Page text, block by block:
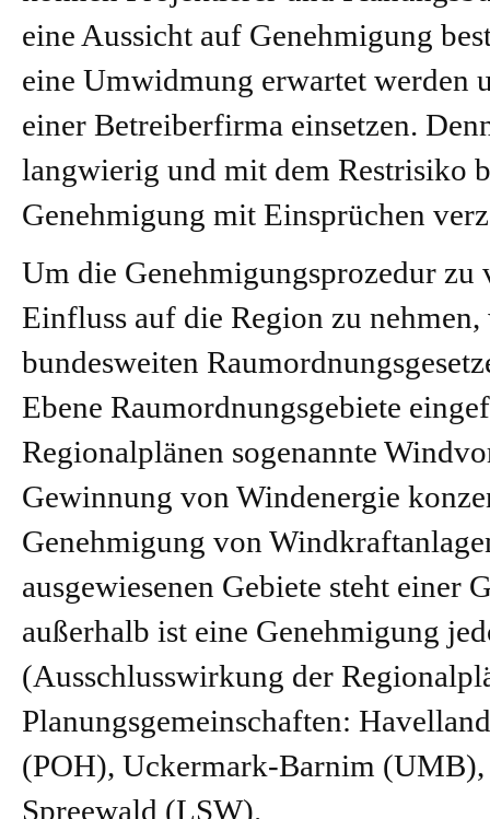
eine Aussicht auf Genehmigung
eine Umwidmung erwartet werden
einer Betreiberfirma einsetzen.
langwierig und mit dem Restrisiko
Genehmigung mit Einsprüchen
Um die Genehmigungsprozedur
Einfluss auf die Region zu
bundesweiten
Ebene Raumordnungsgebiete
Regionalplänen sogenannte
Gewinnung von Windenergie
Genehmigung von
ausgewiesenen Gebiete steht
außerhalb ist eine Genehmigung
(Ausschlusswirkung der
Planungsgemeinschaften:
(POH), Uckermark-Barnim
Spreewald (LSW).